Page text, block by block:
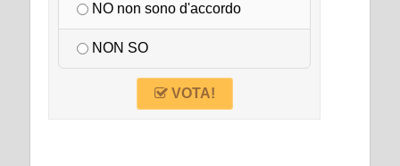
NO non sono d'accordo
NON SO
VOTA!